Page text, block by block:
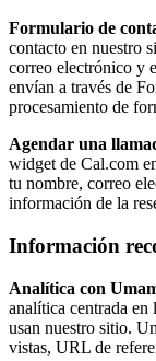
Formulario de
contacto en nuestro
correo electrónico y
envían a través de
procesamiento de
Agendar una
widget de Cal.com
tu nombre, correo
información de la
Información
Analítica con
analítica centrada en
usan nuestro sitio.
vistas, URL de